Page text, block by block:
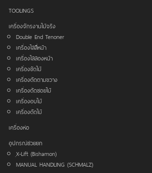
TOOLINGS
เครื่องจักรงานไม้จริง
Double End Tenoner
เครื่องไสสี่หน้า
เครื่องไสสองหน้า
เครื่องขัดไม้
เครื่องตัดตามขวาง
เครื่องตัดซอยไม้
เครื่องอบไม้
เครื่องดัดไม้
เครื่องห่อ
อุปกรณ์ช่วยยก
ฺX-Lift (Bishamon)
MANUAL HANDLING (SCHMALZ)